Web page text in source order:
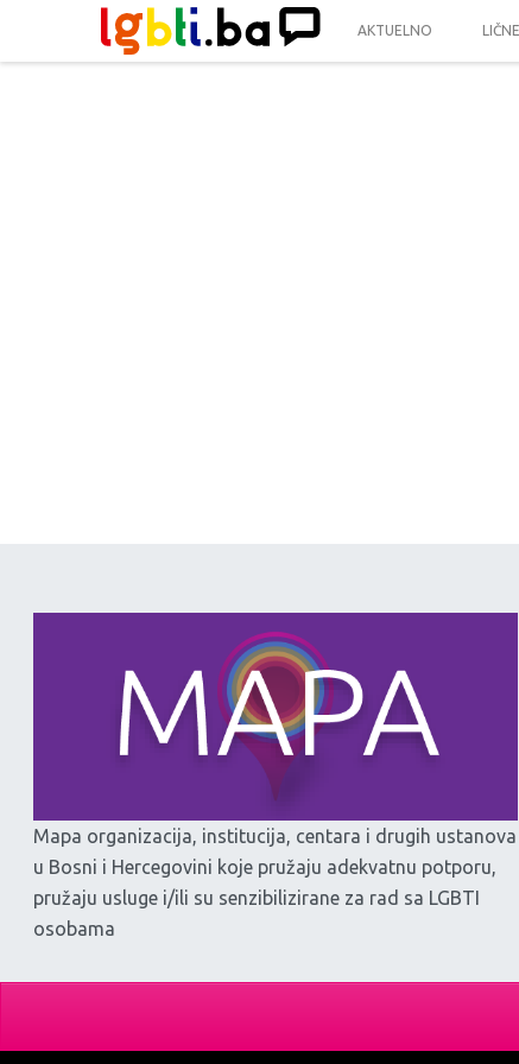
AKTUELNO
Mapa organizacija, institucija, centara i drugih ustanova
u Bosni i Hercegovini koje pružaju adekvatnu potporu,
pružaju usluge i/ili su senzibilizirane za rad sa LGBTI
osobama